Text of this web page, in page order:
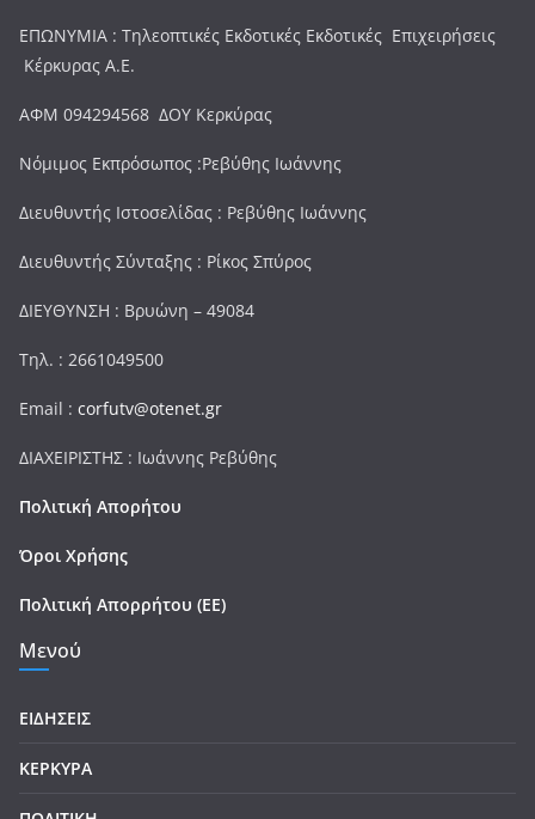
ΕΠΩΝΥΜΙΑ : Τηλεοπτικές Εκδοτικές Εκδοτικές Επιχειρήσεις
Κέρκυρας Α.Ε.
ΑΦΜ 094294568 ΔΟΥ Κερκύρας
Νόμιμος Εκπρόσωπος :Ρεβύθης Ιωάννης
Διευθυντής Ιστοσελίδας : Ρεβύθης Ιωάννης
Διευθυντής Σύνταξης : Ρίκος Σπύρος
ΔΙΕΥΘΥΝΣΗ : Βρυώνη – 49084
Τηλ. : 2661049500
Email : corfutv@otenet.gr
ΔΙΑΧΕΙΡΙΣΤΗΣ : Ιωάννης Ρεβύθης
Πολιτική Απορήτου
Όροι Χρήσης
Πολιτική Απορρήτου (ΕΕ)
Μενού
ΕΙΔΗΣΕΙΣ
ΚΕΡΚΥΡΑ